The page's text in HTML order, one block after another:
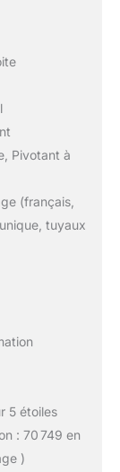
Pivotant à
(français,
tuyaux
5 étoiles
: 70 749 en
)